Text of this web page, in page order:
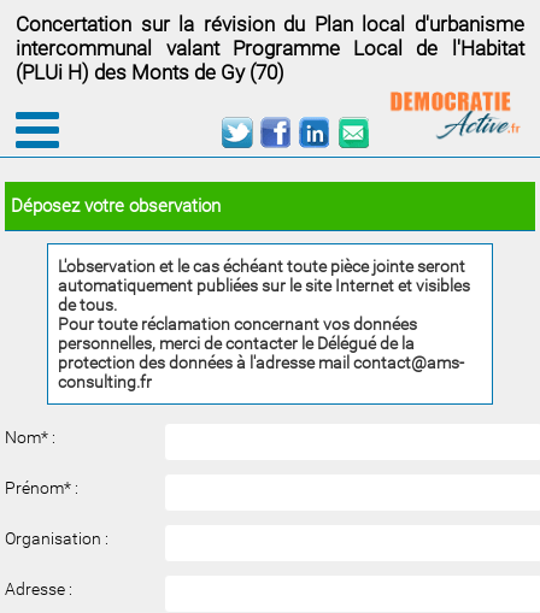
Concertation sur la révision du Plan local d'urbanisme
intercommunal valant Programme Local de l'Habitat
(PLUi H) des Monts de Gy (70)
Déposez votre observation
L'observation et le cas échéant toute pièce jointe seront
automatiquement publiées sur le site Internet et visibles
de tous.
Pour toute réclamation concernant vos données
personnelles, merci de contacter le Délégué de la
protection des données à l'adresse mail contact@ams-
consulting.fr
Nom* :
Prénom* :
Organisation :
Adresse :